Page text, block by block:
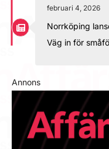
februari 4, 2026
Norrköping
Väg in för
Annons